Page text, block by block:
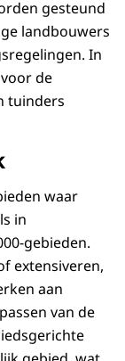
gesteund
landbouwers
In
de
tuinders
waar
in
gebieden.
extensiveren,
aan
van de